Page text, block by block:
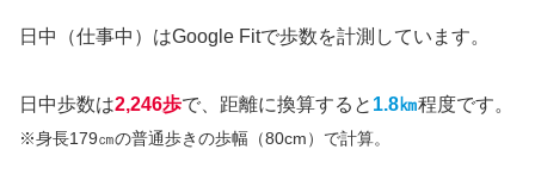
日中（仕事中）はGoogle Fitで歩数を計測しています。
日中歩数は2,246歩で、距離に換算すると 1.8㎞程度です。
※身長179㎝の普通歩きの歩幅（80cm）で計算。